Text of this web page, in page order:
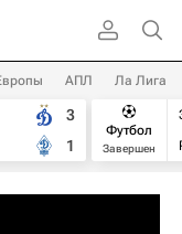
АПЛ Ла Лига
3
1
Футбол
Завершен